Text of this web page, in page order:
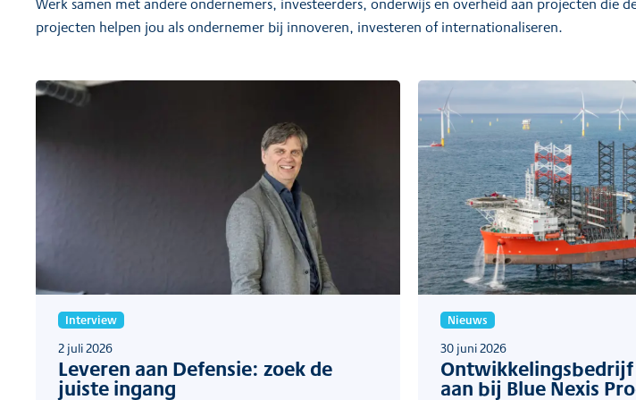
Werk samen met andere ondernemers, investeerders, onderwijs en overheid aan projecten die
projecten helpen jou als ondernemer bij innoveren, investeren of internationaliseren.
Interview
2 juli 2026
Leveren aan Defensie: zoek de
juiste ingang
Nieuws
30 juni 2026
aan bij Blue Nexis